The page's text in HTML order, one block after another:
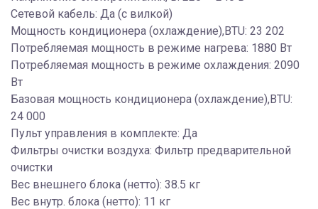
Сетевой кабель: Да (с вилкой)
Мощность кондиционера (охлаждение),BTU: 23 202
Потребляемая мощность в режиме нагрева: 1880 Вт
Потребляемая мощность в режиме охлаждения: 2090
Вт
Базовая мощность кондиционера (охлаждение),BTU:
24 000
Пульт управления в комплекте: Да
Фильтры очистки воздуха: Фильтр предварительной
очистки
Вес внешнего блока (нетто): 38.5 кг
Вес внутр. блока (нетто): 11 кг